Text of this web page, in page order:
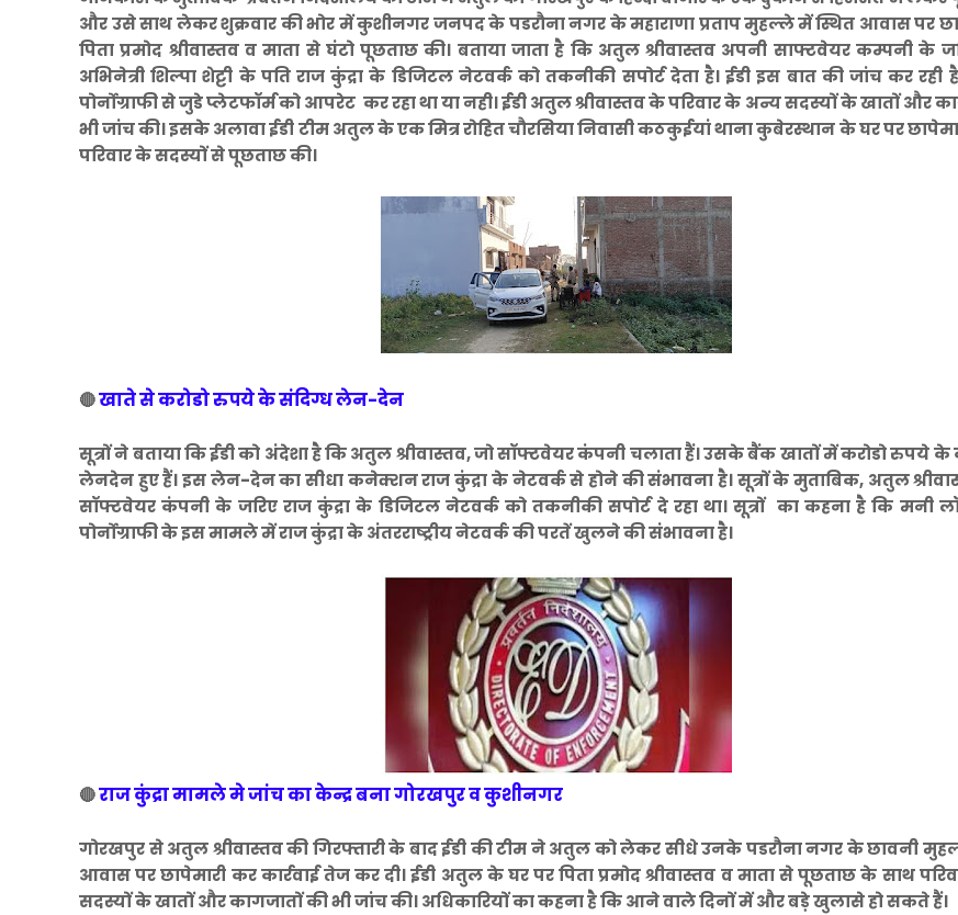
और उसे साथ लेकर शुक्रवार की भोर में कुशीनगर जनपद के पडरौना नगर के महाराणा प्रताप मुहल्ले में स्थित आवास पर
पिता प्रमोद श्रीवास्तव व माता से घंटो पूछताछ की। बताया जाता है कि अतुल श्रीवास्तव अपनी साफ्टवेयर कम्पनी के
अभिनेत्री शिल्पा शेट्टी के पति राज कुंद्रा के डिजिटल नेटवर्क को तकनीकी सपोर्ट देता है। ईडी इस बात की जांच कर
पोर्नोग्राफी से जुडे प्लेटफॉर्म को आपरेट कर रहा था या नही। ईडी अतुल श्रीवास्तव के परिवार के अन्य सदस्यों के खातों और
भी जांच की। इसके अलावा ईडी टीम अतुल के एक मित्र रोहित चौरसिया निवासी कठकुईयां थाना कुबेरस्थान के घर पर
परिवार के सदस्यों से पूछताछ की।
🔴खाते से करोडो रुपये के संदिग्ध लेन-देन
सूत्रों ने बताया कि ईडी को अंदेशा है कि अतुल श्रीवास्तव, जो सॉफ्टवेयर कंपनी चलाता हैं। उसके बैंक खातों में करोडो रुपये के
लेनदेन हुए हैं। इस लेन-देन का सीधा कनेक्शन राज कुंद्रा के नेटवर्क से होने की संभावना है। सूत्रों के मुताबिक, अतुल
सॉफ्टवेयर कंपनी के जरिए राज कुंद्रा के डिजिटल नेटवर्क को तकनीकी सपोर्ट दे रहा था। सूत्रों का कहना है कि मनी
पोर्नोग्राफी के इस मामले में राज कुंद्रा के अंतरराष्ट्रीय नेटवर्क की परतें खुलने की संभावना है।
🔴राज कुंद्रा मामले मे जांच का केन्द्र बना गोरखपुर व कुशीनगर
गोरखपुर से अतुल श्रीवास्तव की गिरफ्तारी के बाद ईडी की टीम ने अतुल को लेकर सीधे उनके पडरौना नगर के छावनी
आवास पर छापेमारी कर कार्रवाई तेज कर दी। ईडी अतुल के घर पर पिता प्रमोद श्रीवास्तव व माता से पूछताछ के साथ
सदस्यों के खातों और कागजातों की भी जांच की। अधिकारियों का कहना है कि आने वाले दिनों में और बड़े खुलासे हो सकते हैं।